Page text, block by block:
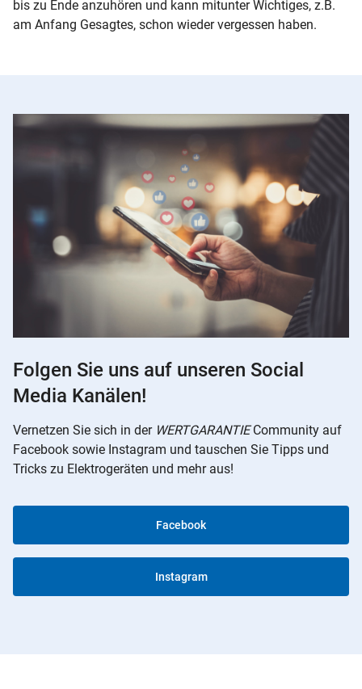
bis zu Ende anzuhören und kann mitunter Wichtiges, z.B.
am Anfang Gesagtes, schon wieder vergessen haben.
Folgen Sie uns auf unseren Social
Media Kanälen!
Vernetzen Sie sich in der WERTGARANTIECommunity auf
Facebook sowie Instagram und tauschen Sie Tipps und
Tricks zu Elektrogeräten und mehr aus!
Facebook
Instagram